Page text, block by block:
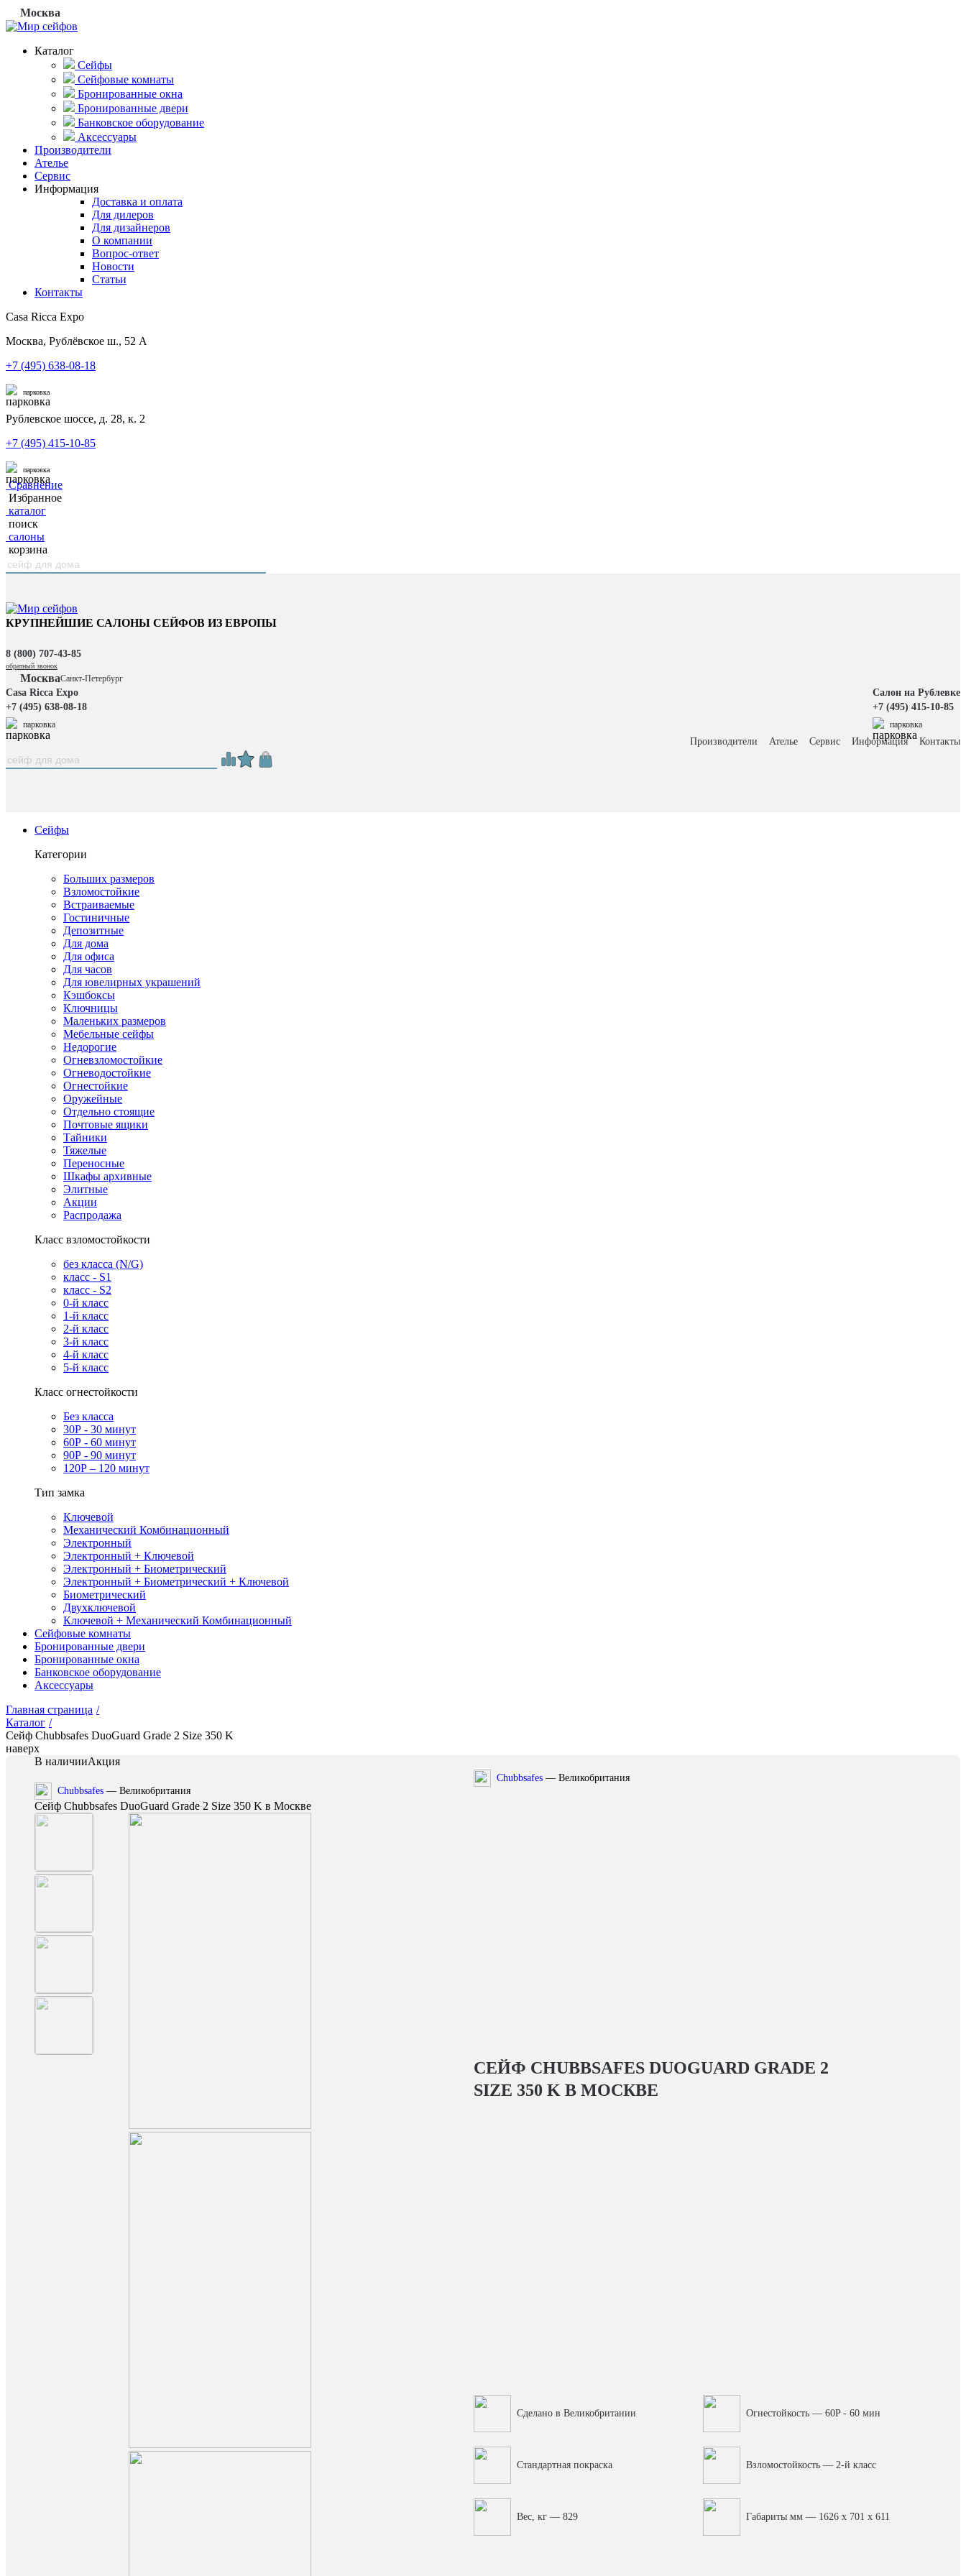
Москва
Каталог
Сейфы
Сейфовые комнаты
Бронированные окна
Бронированные двери
Банковское оборудование
Аксессуары
Производители
Ателье
Сервис
Информация
Доставка и оплата
Для дилеров
Для дизайнеров
О компании
Вопрос-ответ
Новости
Статьи
Контакты
Casa Ricca Expo
Москва, Рублёвское ш., 52 А
+7 (495) 638-08-18
парковка
Рублевское шоссе, д. 28, к. 2
+7 (495) 415-10-85
парковка
Сравнение
Избранное
каталог
поиск
салоны
корзина
КРУПНЕЙШИЕ САЛОНЫ СЕЙФОВ ИЗ ЕВРОПЫ
8 (800) 707-43-85
обратный звонок
МоскваСанкт-Петербург
Casa Ricca Expo
+7 (495) 638-08-18
парковка
Салон на Рублевке
+7 (495) 415-10-85
парковка
Производители Ателье Сервис Информация Контакты
Сейфы
Категории
Больших размеров
Взломостойкие
Встраиваемые
Гостиничные
Депозитные
Для дома
Для офиса
Для часов
Для ювелирных украшений
Кэшбоксы
Ключницы
Маленьких размеров
Мебельные сейфы
Недорогие
Огневзломостойкие
Огневодостойкие
Огнестойкие
Оружейные
Отдельно стоящие
Почтовые ящики
Тайники
Тяжелые
Переносные
Шкафы архивные
Элитные
Акции
Распродажа
Класс взломостойкости
без класса (N/G)
класс - S1
класс - S2
0-й класс
1-й класс
2-й класс
3-й класс
4-й класс
5-й класс
Класс огнестойкости
Без класса
30Р - 30 минут
60Р - 60 минут
90Р - 90 минут
120Р – 120 минут
Тип замка
Ключевой
Механический Комбинационный
Электронный
Электронный + Ключевой
Электронный + Биометрический
Электронный + Биометрический + Ключевой
Биометрический
Двухключевой
Ключевой + Механический Комбинационный
Сейфовые комнаты
Бронированные двери
Бронированные окна
Банковское оборудование
Аксессуары
Главная страница /
Каталог /
Сейф Chubbsafes DuoGuard Grade 2 Size 350 K
наверх
В наличииАкция
Chubbsafes — Великобритания
Сейф Chubbsafes DuoGuard Grade 2 Size 350 K в Москве
Chubbsafes — Великобритания
СЕЙФ CHUBBSAFES DUOGUARD GRADE 2
SIZE 350 K В МОСКВЕ
Сделано в Великобритании Огнестойкость — 60P - 60 мин
Стандартная покраска Взломостойкость — 2-й класс
Вес, кг — 829 Габариты мм — 1626 x 701 x 611